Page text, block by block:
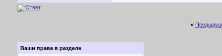
«
Ваши права в разделе